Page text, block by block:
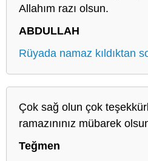
Allahım razı olsun.
ABDULLAH
Rüyada namaz kıldıktan
Çok sağ olun çok
ramazınınız mübarek
Teğmen